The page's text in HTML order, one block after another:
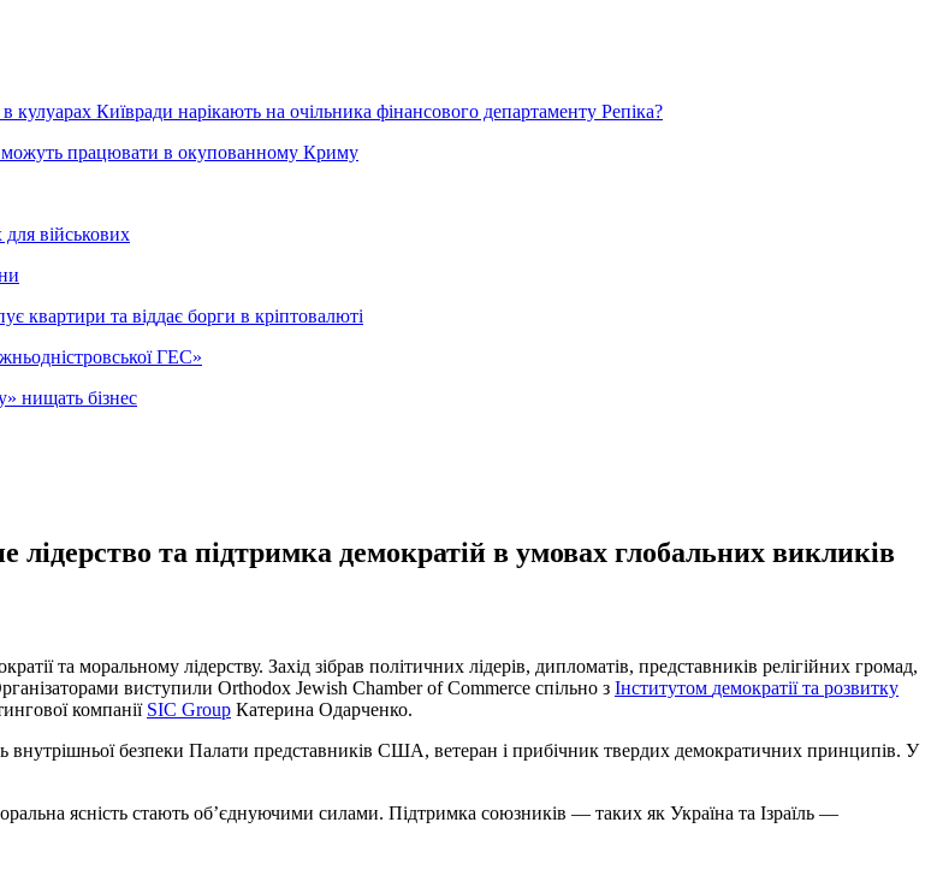
Київради нарікають на очільника фінансового департаменту Репіка?
можуть працювати в окупованному Криму
військових
квартири та віддає борги в кріптовалюті
ГЕС»
нищать бізнес
та підтримка демократій в умовах глобальних викликів
та моральному лідерству. Захід зібрав політичних лідерів, дипломатів, представників релігійних громад,
виступили Orthodox Jewish Chamber of Commerce спільно з Інститутом демократії та розвитку
компанії SIC Group Катерина Одарченко.
безпеки Палати представників США, ветеран і прибічник твердих демократичних принципів. У
ясність стають об’єднуючими силами. Підтримка союзників — таких як Україна та Ізраїль —